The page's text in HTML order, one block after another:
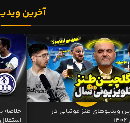
آخرین
ویدیوهای طنز فوتبالی در